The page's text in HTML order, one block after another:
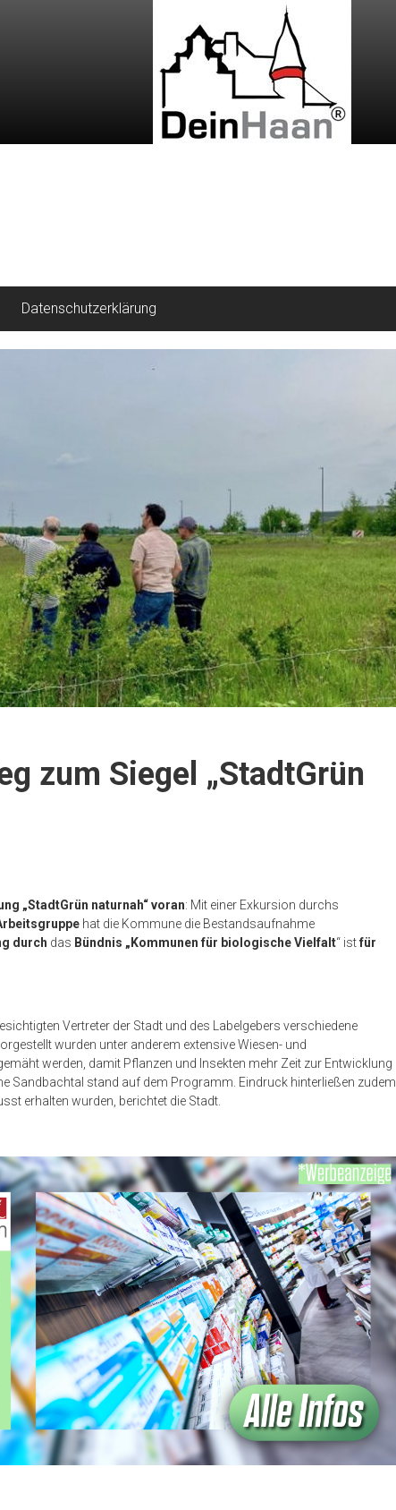
Datenschutzerklärung
zum Siegel „StadtGrün
„StadtGrün naturnah“ voran: Mit einer Exkursion durchs
hat die Kommune die Bestandsaufnahme
durch das Bündnis „Kommunen für biologische Vielfalt“ istfür
Vertreter der Stadt und des Labelgebers verschiedene
wurden unter anderem extensive Wiesen- und
werden, damit Pflanzen und Insekten mehr Zeit zur Entwicklung
Sandbachtal stand auf dem Programm. Eindruck hinterließen zudem
erhalten wurden, berichtet die Stadt.